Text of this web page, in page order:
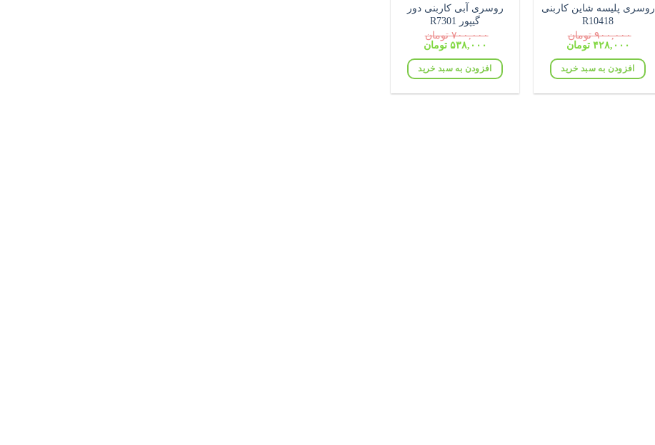
روسری پلیسه شاین کاربنی
R10418
۹۰۰,۰۰۰ تومان
قیمت
۹۰۰,۰۰۰ تومان
بود.
۴۲۸,۰۰۰ تومان
۴۲۸,۰۰۰ تومان.افزودن به سبد خرید
روسری آبی کاربنی دور
گیپور R7301
۷۰۰,۰۰۰ تومان
قیمت
۷۰۰,۰۰۰ تومان
بود.
۵۳۸,۰۰۰ تومان
۵۳۸,۰۰۰ تومان.افزودن به سبد خرید